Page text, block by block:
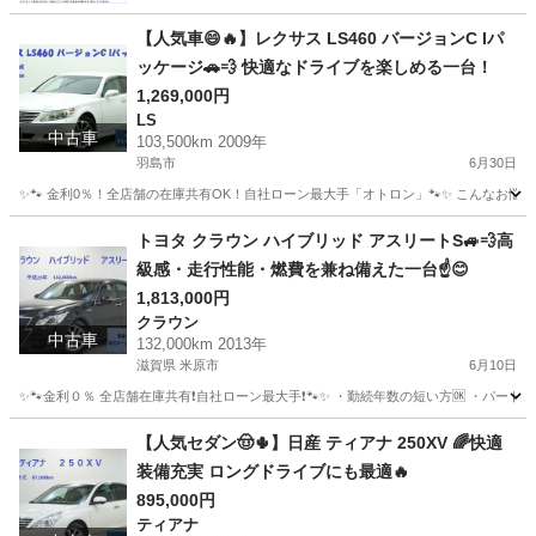
中古車
【人気車😄🔥】レクサス LS460 バージョンC Iパ
ッケージ🚗💨 快適なドライブを楽しめる一台！
1,269,000円
LS
103,500km 2009年
羽島市 6月30日
✨🐾 金利0％！全店舗の在庫共有OK！自社ローン最大手「オトロン」🐾✨ こんなお
中古車
トヨタ クラウン ハイブリッド アスリートS🚙💨高
級感・走行性能・燃費を兼ね備えた一台☝️😊
1,813,000円
クラウン
132,000km 2013年
滋賀県 米原市 6月10日
✨🐾金利０％ 全店舗在庫共有❗️自社ローン最大手❗️🐾✨ ・勤続年数の短い方🆗 ・パー
クラウン アスリート
【人気セダン🤠🌵】日産 ティアナ 250XV 🌈快適
装備充実 ロングドライブにも最適🔥
895,000円
ティアナ